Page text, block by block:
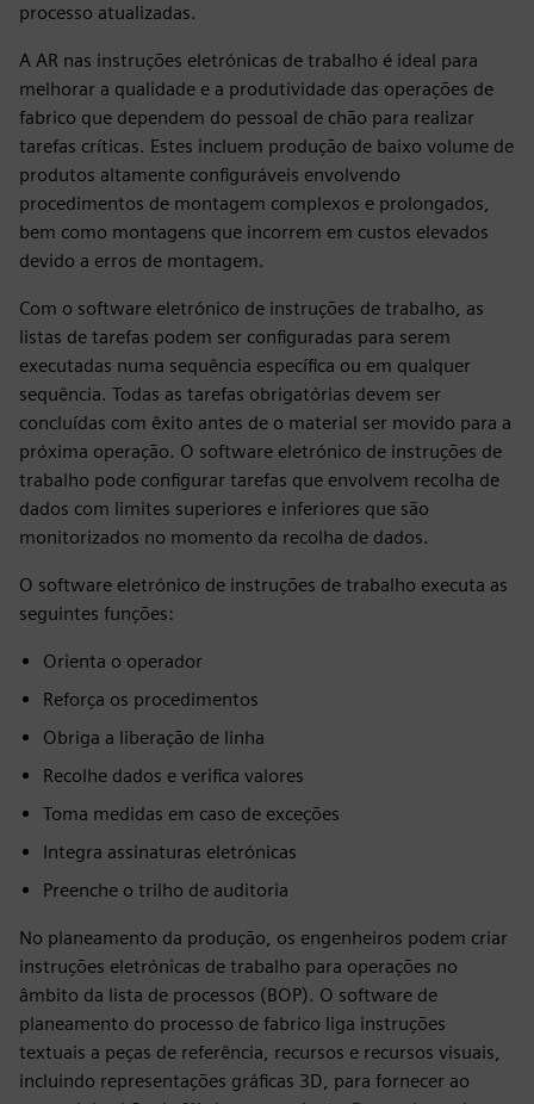
processo atualizadas.
A AR nas instruções eletrónicas de trabalho é ideal para
melhorar a qualidade e a produtividade das operações de
fabrico que dependem do pessoal de chão para realizar
tarefas críticas. Estes incluem produção de baixo volume de
produtos altamente configuráveis envolvendo
procedimentos de montagem complexos e prolongados,
bem como montagens que incorrem em custos elevados
devido a erros de montagem.
Com o software eletrónico de instruções de trabalho, as
listas de tarefas podem ser configuradas para serem
executadas numa sequência específica ou em qualquer
sequência. Todas as tarefas obrigatórias devem ser
concluídas com êxito antes de o material ser movido para a
próxima operação. O software eletrónico de instruções de
trabalho pode configurar tarefas que envolvem recolha de
dados com limites superiores e inferiores que são
monitorizados no momento da recolha de dados.
O software eletrónico de instruções de trabalho executa as
seguintes funções:
Orienta o operador
Reforça os procedimentos
Obriga a liberação de linha
Recolhe dados e verifica valores
Toma medidas em caso de exceções
Integra assinaturas eletrónicas
Preenche o trilho de auditoria
No planeamento da produção, os engenheiros podem criar
instruções eletrónicas de trabalho para operações no
âmbito da lista de processos (BOP). O software de
planeamento do processo de fabrico liga instruções
textuais a peças de referência, recursos e recursos visuais,
incluindo representações gráficas 3D, para fornecer ao